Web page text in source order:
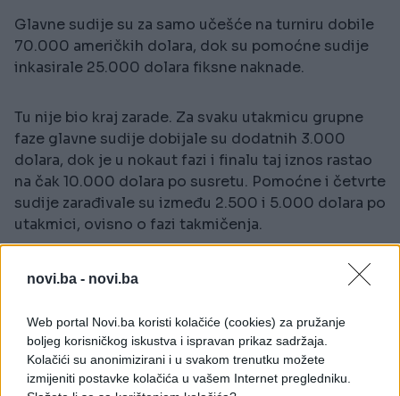
novi.ba - novi.ba
Web portal Novi.ba koristi kolačiće (cookies) za pružanje
boljeg korisničkog iskustva i ispravan prikaz sadržaja.
Kolačići su anonimizirani i u svakom trenutku možete
izmijeniti postavke kolačića u vašem Internet pregledniku.
Glavne sudije su za samo učešće na turniru dobile
70.000 američkih dolara, dok su pomoćne sudije
inkasirale 25.000 dolara fiksne naknade.
Tu nije bio kraj zarade. Za svaku utakmicu grupne
faze glavne sudije dobijale su dodatnih 3.000
dolara, dok je u nokaut fazi i finalu taj iznos rastao
na čak 10.000 dolara po susretu. Pomoćne i četvrte
sudije zarađivale su između 2.500 i 5.000 dolara po
utakmici, ovisno o fazi takmičenja.
Kada se sve sabere, sudije koje su dijelile pravdu na
većem broju utakmica, posebno u završnici turnira,
četvrte sudije inkasirale su oko 150.000 dolara,
dok su VAR sudije tokom prvenstva mogle zaraditi
približno 175.000 dolara.